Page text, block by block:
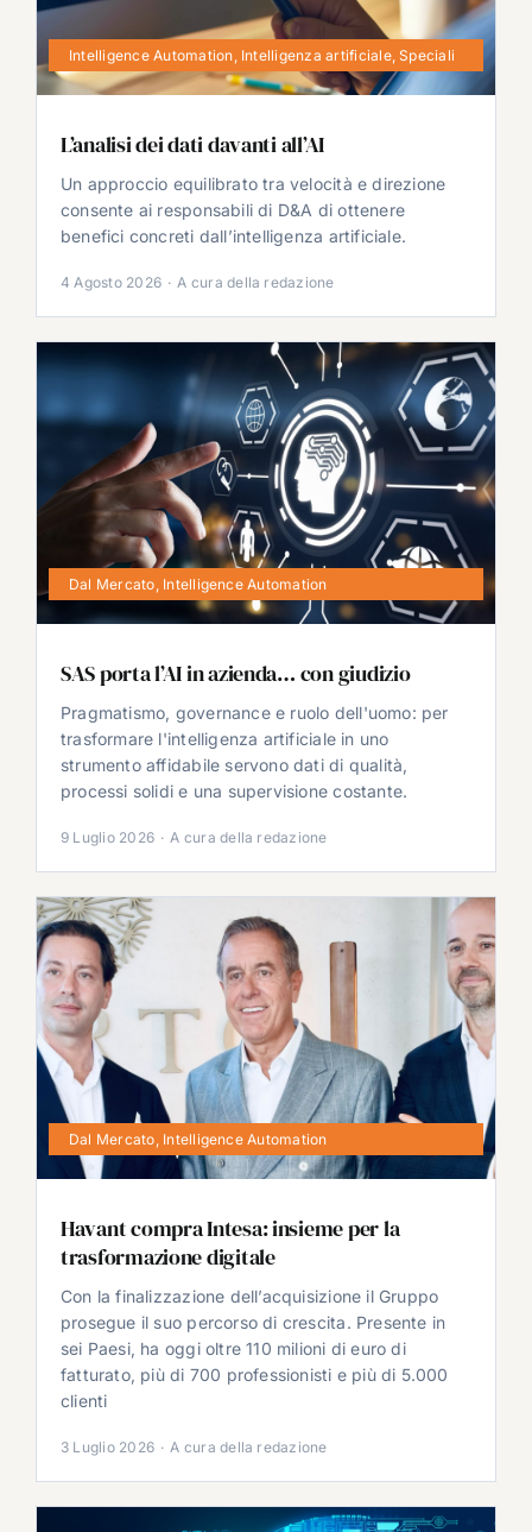
Intelligence Automation Intelligenza artificiale,Speciali
L’analisi dei dati davanti all’AI
Un approccio equilibrato tra velocità e direzione
consente ai responsabili di D&A di ottenere
benefici concreti dall’intelligenza artificiale.
4 Agosto 2026 · A cura della redazione
Dal Mercato Intelligence Automation
SAS porta l’AI in azienda… con giudizio
Pragmatismo, governance e ruolo dell'uomo: per
trasformare l'intelligenza artificiale in uno
strumento affidabile servono dati di qualità,
processi solidi e una supervisione costante.
9 Luglio 2026 · A cura della redazione
Dal Mercato Intelligence Automation
Havant compra Intesa: insieme per la
trasformazione digitale
Con la finalizzazione dell’acquisizione il Gruppo
prosegue il suo percorso di crescita. Presente in
sei Paesi, ha oggi oltre 110 milioni di euro di
fatturato, più di 700 professionisti e più di 5.000
clienti
3 Luglio 2026 · A cura della redazione